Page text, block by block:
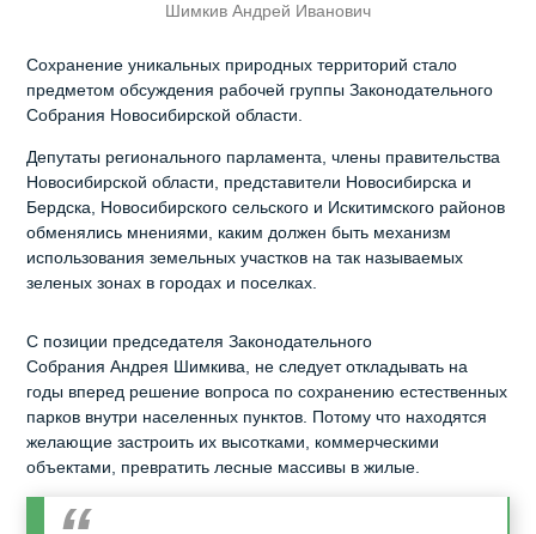
Шимкив Андрей Иванович
Сохранение уникальных природных территорий стало
предметом обсуждения рабочей группы Законодательного
Собрания Новосибирской области.
Депутаты регионального парламента, члены правительства
Новосибирской области, представители Новосибирска и
Бердска, Новосибирского сельского и Искитимского районов
обменялись мнениями, каким должен быть механизм
использования земельных участков на так называемых
зеленых зонах в городах и поселках.
С позиции председателя Законодательного
Собрания Андрея Шимкива, не следует откладывать на
годы вперед решение вопроса по сохранению естественных
парков внутри населенных пунктов. Потому что находятся
желающие застроить их высотками, коммерческими
объектами, превратить лесные массивы в жилые.